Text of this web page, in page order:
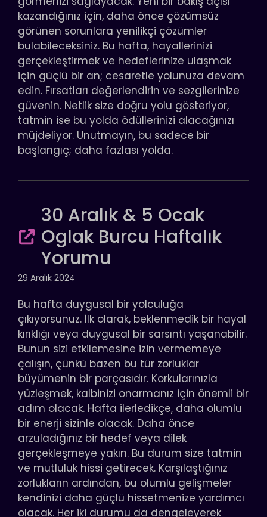
kazandığınız için, daha önce çözümsüz
görünen sorunlara yenilikçi çözümler
bulabileceksiniz. Bu hafta, hayallerinizi
gerçekleştirmek ve hedeflerinize ulaşmak
için güçlü bir an; cesaretle yolunuza devam
edin. Fırsatları değerlendirin ve sezgilerinize
güvenin. Netlik size doğru yolu gösteriyor,
tatmin ise bu yolda ödüllerinizi alacağınızı
müjdeliyor. Unutmayın, bu sadece bir
başlangıç; daha fazlası yolda.
30 Aralık & 5 Ocak
Oglak Burcu Haftalık
Yorumu
29 Aralık 2024
Bu hafta duygusal bir yolculuğa
çıkıyorsunuz. İlk olarak, beklenmedik bir hayal
kırıklığı veya duygusal bir sarsıntı yaşanabilir.
Bunun sizi etkilemesine izin vermemeye
çalışın, çünkü bazen bu tür zorluklar
büyümenin bir parçasıdır. Korkularınızla
yüzleşmek, kalbinizi onarmanız için önemli bir
adım olacak. Hafta ilerledikçe, daha olumlu
bir enerji sizinle olacak. Daha önce
arzuladığınız bir hedef veya dilek
gerçekleşmeye yakın. Bu durum size tatmin
ve mutluluk hissi getirecek. Karşılaştığınız
zorlukların ardından, bu olumlu gelişmeler
kendinizi daha güçlü hissetmenize yardımcı
olacak. Her iki durumu da dengeleyerek